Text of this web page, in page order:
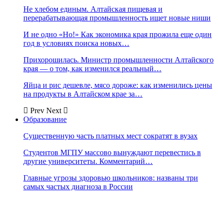
Не хлебом единым. Алтайская пищевая и
перерабатывающая промышленность ищет новые ниши
И не одно «Но!» Как экономика края прожила еще один
год в условиях поиска новых…
Прихорошилась. Министр промышленности Алтайского
края — о том, как изменился реальный…
Яйца и рис дешевле, мясо дороже: как изменились цены
на продукты в Алтайском крае за…
Prev Next
Образование
Существенную часть платных мест сократят в вузах
Студентов МГПУ массово вынуждают перевестись в
другие университеты. Комментарий…
Главные угрозы здоровью школьников: названы три
самых частых диагноза в России